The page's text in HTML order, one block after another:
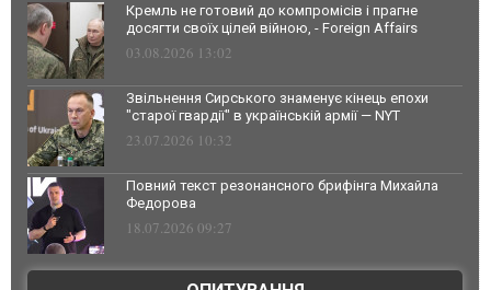
Кремль не готовий до компромісів і прагне
досягти своїх цілей війною, - Foreign Affairs
03.08.2026 13:02
Звільнення Сирського знаменує кінець епохи
"старої гвардії" в українській армії — NYT
23.07.2026 10:32
Повний текст резонансного брифінга Михайла
Федорова
18.07.2026 09:27